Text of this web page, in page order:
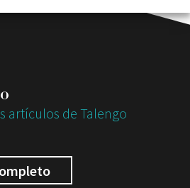
artículos de Talengo